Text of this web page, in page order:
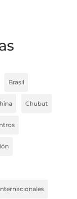
Brasil
Chubut